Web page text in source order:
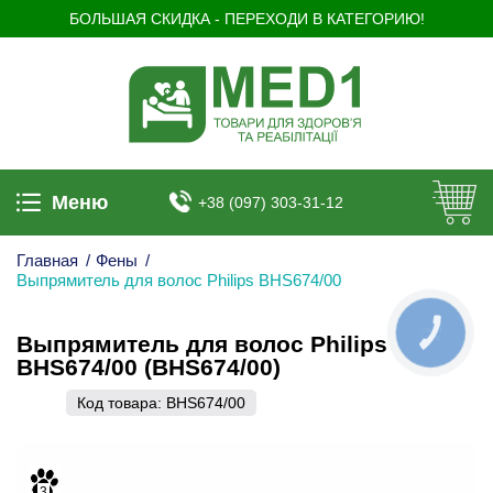
БОЛЬШАЯ СКИДКА - ПЕРЕХОДИ В КАТЕГОРИЮ!
Меню +38 (097) 303-31-12
Главная / Фены /
Выпрямитель для волос Philips BHS674/00
Выпрямитель для волос Philips
BHS674/00 (BHS674/00)
Код товара: BHS674/00
КНОПКА
ЗВ'ЯЗКУ